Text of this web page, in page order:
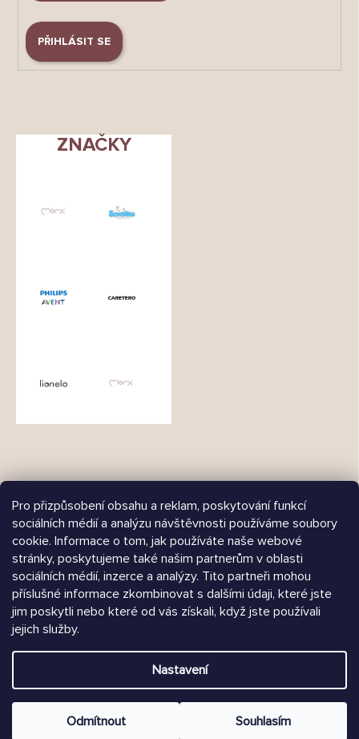
Pro přizpůsobení obsahu a reklam, poskytování funkcí
sociálních médií a analýzu návštěvnosti používáme soubory
cookie. Informace o tom, jak používáte naše webové
stránky, poskytujeme také našim partnerům v oblasti
sociálních médií, inzerce a analýzy. Tito partneři mohou
příslušné informace zkombinovat s dalšími údaji, které jste
jim poskytli nebo které od vás získali, když jste používali
jejich služby.
Nastavení
Odmítnout Souhlasím
PŘIHLÁSIT SE
ZNAČKY
Heureka.sk
Árukereső.hu
Vytvořil Shoptet
Copyright 2026Chrústiček.cz. Všechna práva vyhrazena.
Upravit nastavení cookies